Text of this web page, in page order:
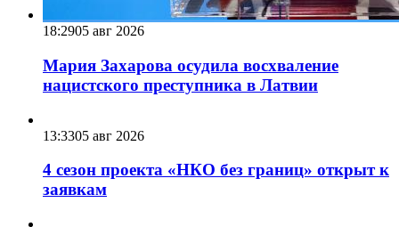
18:2905 авг 2026
Мария Захарова осудила восхваление
нацистского преступника в Латвии
13:3305 авг 2026
4 сезон проекта «НКО без границ» открыт к
заявкам